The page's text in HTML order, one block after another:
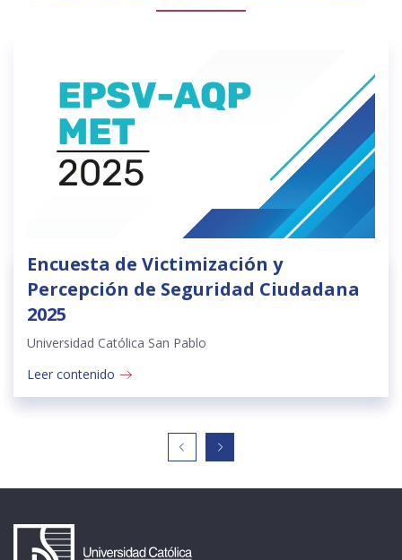
Encuesta de Victimización y
Percepción de Seguridad Ciudadana
2025
Universidad Católica San Pablo
Leer contenido